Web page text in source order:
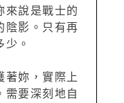
來說是戰士的
陰影。只有再
。
著妳，實際上
需要深刻地自